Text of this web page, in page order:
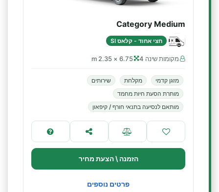
Category Medium
חצי אחוד - קלאס SI
מקומות שינה 4 6.75 × 2.35 m
מזגן קדמי מקלחת
שירותים
מותרת הסעת חיות מחמד
מותאם לנסיעה בתנאי חורף / קיפאון
הזמנה \ הצעת מחיר
פרטים נוספים